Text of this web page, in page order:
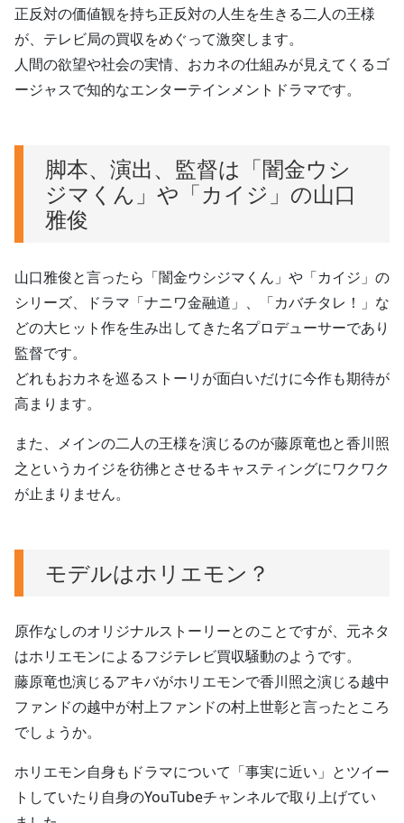
正反対の価値観を持ち正反対の人生を生きる二人の王様
が、テレビ局の買収をめぐって激突します。
人間の欲望や社会の実情、おカネの仕組みが見えてくるゴ
ージャスで知的なエンターテインメントドラマです。
脚本、演出、監督は「闇金ウシ
ジマくん」や「カイジ」の山口
雅俊
山口雅俊と言ったら「闇金ウシジマくん」や「カイジ」の
シリーズ、ドラマ「ナニワ金融道」、「カバチタレ！」な
どの大ヒット作を生み出してきた名プロデューサーであり
監督です。
どれもおカネを巡るストーリが面白いだけに今作も期待が
高まります。
また、メインの二人の王様を演じるのが藤原竜也と香川照
之というカイジを彷彿とさせるキャスティングにワクワク
が止まりません。
モデルはホリエモン？
原作なしのオリジナルストーリーとのことですが、元ネタ
はホリエモンによるフジテレビ買収騒動のようです。
藤原竜也演じるアキバがホリエモンで香川照之演じる越中
ファンドの越中が村上ファンドの村上世彰と言ったところ
でしょうか。
ホリエモン自身もドラマについて「事実に近い」とツイー
トしていたり自身のYouTubeチャンネルで取り上げてい